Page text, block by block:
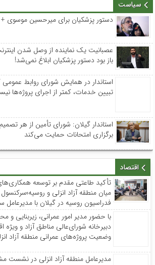
سیاست
دستور پزشکیان برای میرحسین موسوی
عصبانیت یک نماینده از وصل شدن
باز بود دستور پزشکیان ابلاغ نمی‌شد!
استاندار در همایش شورای روابط
تبیین خدمات، کمتر از اجرای پروژه‌ها
برگزاری امتحانات حمایت می‌کند
اقتصاد
تأکید طاعتی مقدم بر توسعه
میان منطقه آزاد انزلی و
فدراسیون روسیه در گیلان با مدیرعامل
با حضور مدیر امور عمرانی، زیربنایی
دبیرخانه شورای‌عالی مناطق آزاد و ویژه
وضعیت پروژه‌های عمرانی منطقه آزاد
مدیرعامل منطقه آزاد انزلی در نشست
شهرداری و شورای اسلامی بندرانزلی
توسعه شهر انزلی از هم‌افزایی و مشارکت